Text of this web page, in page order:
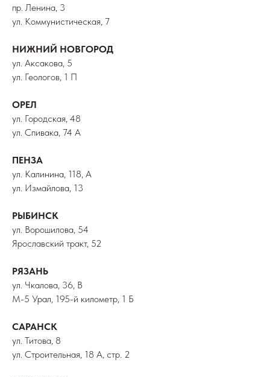
пр. Ленина, 3
ул. Коммунистическая, 7
НИЖНИЙ НОВГОРОД
ул. Аксакова, 5
ул. Геологов, 1 П
ОРЕЛ
ул. Городская, 48
ул. Спивака, 74 А
ПЕНЗА
ул. Калинина, 118, А
ул. Измайлова, 13
РЫБИНСК
ул. Ворошилова, 54
Ярославский тракт, 52
РЯЗАНЬ
ул. Чкалова, 36, В
М-5 Урал, 195-й километр, 1 Б
САРАНСК
ул. Титова, 8
ул. Строительная, 18 А, стр. 2